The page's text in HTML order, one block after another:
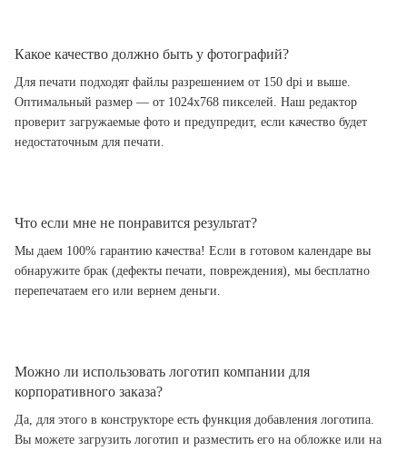
Какое качество должно быть у фотографий?
Для печати подходят файлы разрешением от 150 dpi и выше.
Оптимальный размер — от 1024x768 пикселей. Наш редактор
проверит загружаемые фото и предупредит, если качество будет
недостаточным для печати.
Что если мне не понравится результат?
Мы даем 100% гарантию качества! Если в готовом календаре вы
обнаружите брак (дефекты печати, повреждения), мы бесплатно
перепечатаем его или вернем деньги.
Можно ли использовать логотип компании для
корпоративного заказа?
Да, для этого в конструкторе есть функция добавления логотипа.
Вы можете загрузить логотип и разместить его на обложке или на